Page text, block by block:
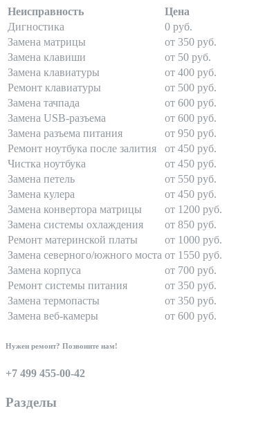
Неисправность
Цена
Дигностика
0 руб.
Замена матрицы
от 350 руб.
Замена клавиши
от 50 руб.
Замена клавиатуры
от 400 руб.
Ремонт клавиатуры
от 500 руб.
Замена тачпада
от 600 руб.
Замена USB-разъема
от 600 руб.
Замена разъема питания
от 950 руб.
Ремонт ноутбука после залития
от 450 руб.
Чистка ноутбука
от 450 руб.
Замена петель
от 550 руб.
Замена кулера
от 450 руб.
Замена конвертора матрицы
от 1200 руб.
Замена системы охлаждения
от 850 руб.
Ремонт материнской платы
от 1000 руб.
Замена северного/южного моста от 1550 руб.
Замена корпуса
от 700 руб.
Ремонт системы питания
от 350 руб.
Замена термопасты
от 350 руб.
Замена веб-камеры
от 600 руб.
Нужен ремонт? Позвоните нам!
+7 499 455-00-42
Разделы